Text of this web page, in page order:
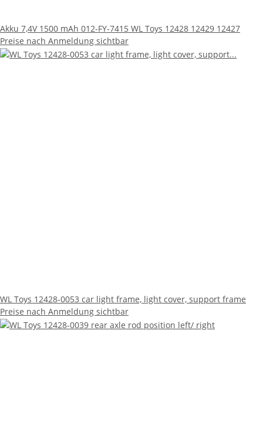
Akku 7,4V 1500 mAh 012-FY-7415 WL Toys 12428 12429 12427
Preise nach Anmeldung sichtbar
WL Toys 12428-0053 car light frame, light cover, support frame
Preise nach Anmeldung sichtbar